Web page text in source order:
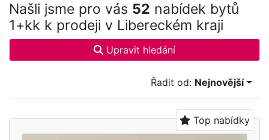
Našli jsme pro vás 52 nabídek bytů
1+kk k prodeji v Libereckém kraji
Upravit hledání
Řadit od: Nejnovější
Top nabídky